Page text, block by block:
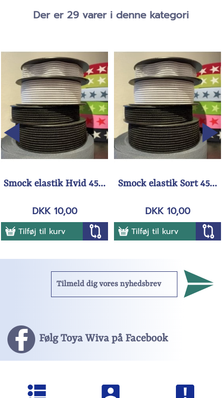
Der er 29 varer i denne kategori
Smock elastik Hvid 45...
DKK 10,00
Tilføj til kurv
Smock elastik Sort 45...
DKK 10,00
Tilføj til kurv
Følg Toya Wiva på Facebook